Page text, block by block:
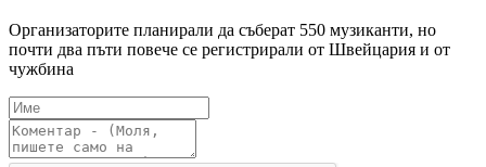
Организаторите планирали да съберат 550 музиканти, но
почти два пъти повече се регистрирали от Швейцария и от
чужбина